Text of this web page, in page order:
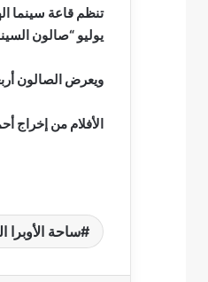
يوليو “صالون
ويعرض الصالون
الأفلام من إخراج
ساحة الأوبرا